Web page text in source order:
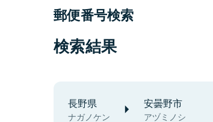
郵便番号検索
検索結果
長野県
ナガノケン
安曇野市
アヅミノシ